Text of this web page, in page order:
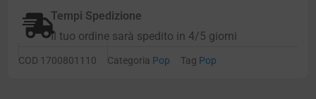
Tempi Spedizione
Il tuo ordine sarà spedito in 4/5 giorni
COD 1700801110 Categoria Pop Tag Pop